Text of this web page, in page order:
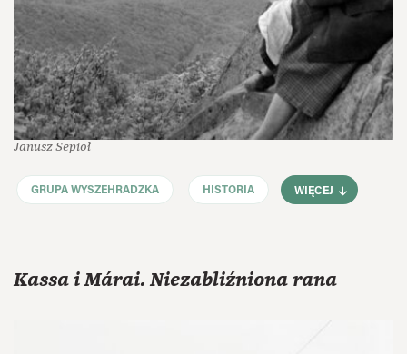
Janusz Sepioł
GRUPA WYSZEHRADZKA HISTORIA WIĘCEJ
Kassa i Márai. Niezabliźniona rana